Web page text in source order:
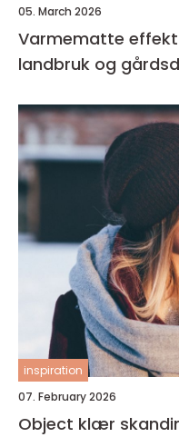
05. March 2026
Varmematte effektiv frostbeskyttelse for
landbruk og
inspiration
07. February 2026
Object